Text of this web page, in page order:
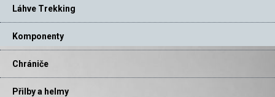
Láhve Trekking
Komponenty
Chrániče
Přilby a helmy